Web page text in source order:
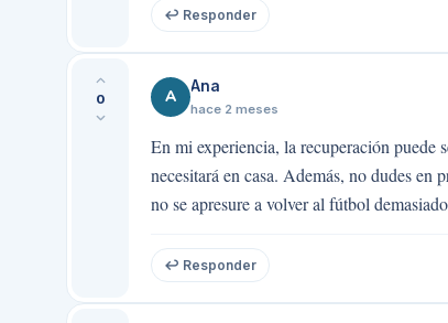
↩ Responder
0 A
Ana
hace 2 meses
En mi experiencia, la recuperación puede
necesitará en casa. Además, no dudes
no se apresure a volver al fútbol
↩ Responder